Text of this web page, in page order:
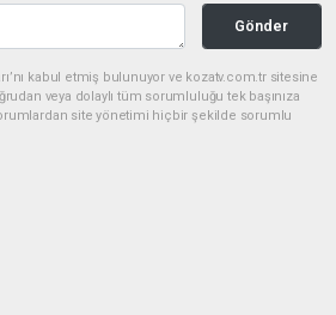
Gönder
kabul etmiş bulunuyor ve kozatv.com.tr sitesine
veya dolaylı tüm sorumluluğu tek başınıza
site yönetimi hiçbir şekilde sorumlu